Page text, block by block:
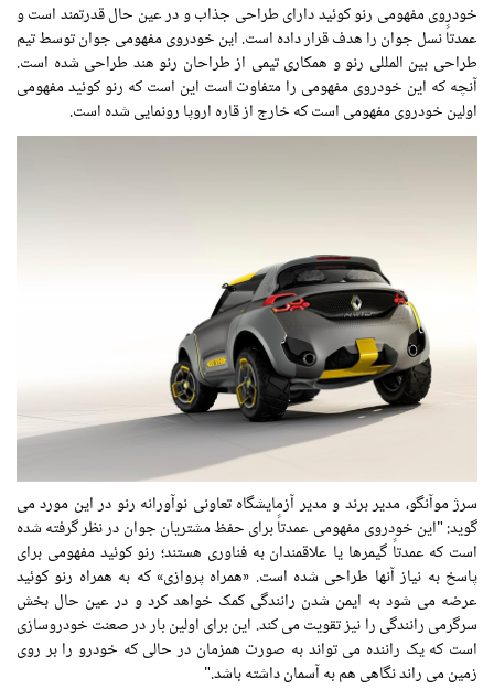
خودروی مفهومی رنو کوئید دارای طراحی جذاب و در عین حال قدرتمند است و
عمدتاً نسل جوان را هدف قرار داده است. این خودروی مفهومی جوان توسط تیم
طراحی بین المللی رنو و همکاری تیمی از طراحان رنو هند طراحی شده است.
آنچه که این خودروی مفهومی را متفاوت است این است که رنو کوئید مفهومی
اولین خودروی مفهومی است که خارج از قاره اروپا رونمایی شده است.
سرژ موآنگو، مدیر برند و مدیر آزمایشگاه تعاونی نوآورانه رنو در این مورد می
گوید: "این خودروی مفهومی عمدتاً برای حفظ مشتریان جوان در نظر گرفته شده
است که عمدتاً گیمرها یا علاقمندان به فناوری هستند؛ رنو کوئید مفهومی برای
پاسخ به نیاز آنها طراحی شده است. «همراه پروازی» که به همراه رنو کوئید
عرضه می شود به ایمن شدن رانندگی کمک خواهد کرد و در عین حال بخش
سرگرمی رانندگی را نیز تقویت می کند. این برای اولین بار در صعنت خودروسازی
است که یک راننده می تواند به صورت همزمان در حالی که خودرو را بر روی
زمین می راند نگاهی هم به آسمان داشته باشد."